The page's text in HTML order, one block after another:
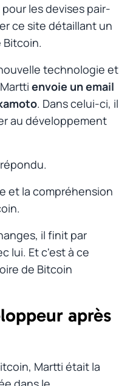
les devises pair-
ce site détaillant un
technologie et
envoie un email
. Dans celui-ci, il
au développement
et la compréhension
il finit par
lui. Et c'est à ce
de Bitcoin
après
Martti était la